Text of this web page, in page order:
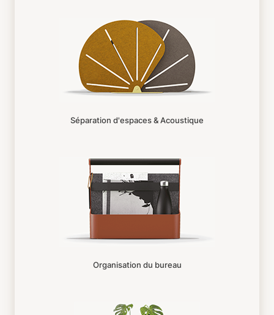
Séparation d'espaces & Acoustique
Organisation du bureau